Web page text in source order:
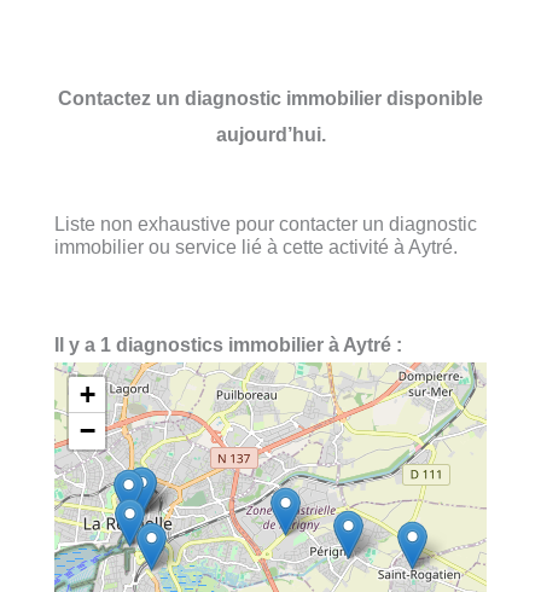
Contactez un diagnostic immobilier disponible
aujourd’hui.
Liste non exhaustive pour contacter un diagnostic
immobilier ou service lié à cette activité à Aytré.
Il y a 1 diagnostics immobilier à Aytré :
+
−